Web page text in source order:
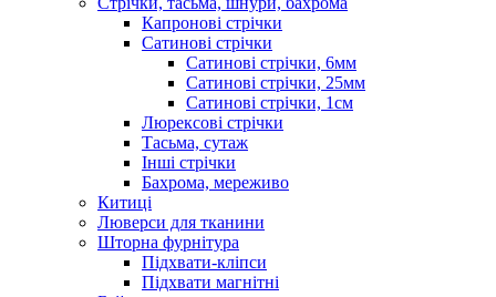
Капронові стрічки
Сатинові стрічки
Сатинові стрічки, 6мм
Сатинові стрічки, 25мм
Сатинові стрічки, 1см
Люрексові стрічки
Тасьма, сутаж
Інші стрічки
Бахрома, мереживо
Китиці
Люверси для тканини
Шторна фурнітура
Підхвати-кліпси
Підхвати магнітні